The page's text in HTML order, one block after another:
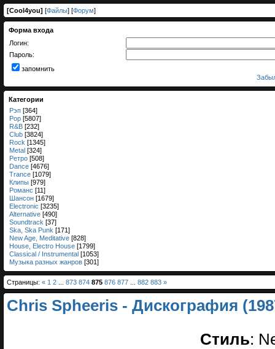
[Cool4you] [Файлы] [Форум]
Форма входа
Логин:
Пароль:
запомнить
Категории
Рэп [364]
Pop [5807]
R&B [232]
Club [3824]
Rock [1345]
Metal [324]
Ретро [508]
Dance [4676]
Trance [1079]
Клипы [979]
Романс [11]
Шансон [1679]
Electronic [3235]
Alternative [490]
Soundtrack [37]
Ska, Ska Punk [171]
New Age, Meditative [828]
House, Electro House [1799]
Classical / Instrumental [1053]
Музыка разных жанров [301]
Страницы: « 1 2 873 874 875 876 877 882 883 »
Chris Spheeris - Дискография
Стиль: